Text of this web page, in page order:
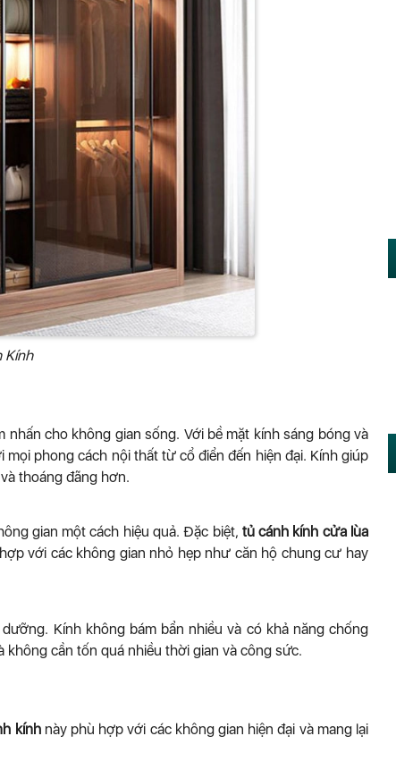
Kính
cho không gian sống. Với bề mặt kính sáng bóng và
phong cách nội thất từ cổ điển đến hiện đại. Kính giúp
thoáng đãng hơn.
gian một cách hiệu quả. Đặc biệt, tủ cánh kính cửa lùa
với các không gian nhỏ hẹp như căn hộ chung cư hay
Kính không bám bẩn nhiều và có khả năng chống
cần tốn quá nhiều thời gian và công sức.
kínhnày phù hợp với các không gian hiện đại và mang lại